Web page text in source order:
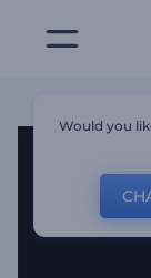
Would you